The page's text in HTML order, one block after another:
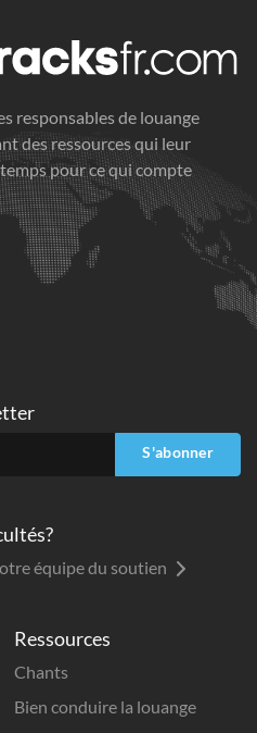
responsables de louange
des ressources qui leur
pour ce qui compte
Ressources
Chants
Bien conduire la louange
S'abonner
équipe du soutien